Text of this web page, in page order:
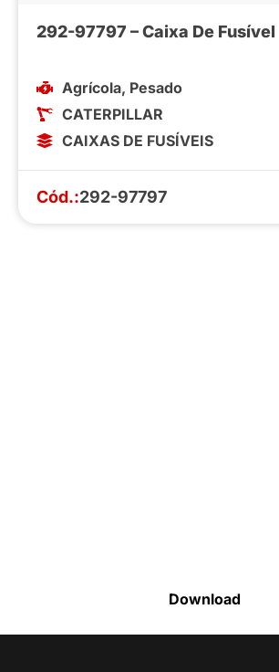
292-97797 – Caixa De Fusível
Agrícola, Pesado
CATERPILLAR
CAIXAS DE FUSÍVEIS
Cód.:292-97797
Download